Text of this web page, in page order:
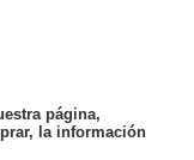
página,
la información